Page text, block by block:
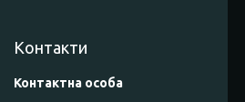
Контакти